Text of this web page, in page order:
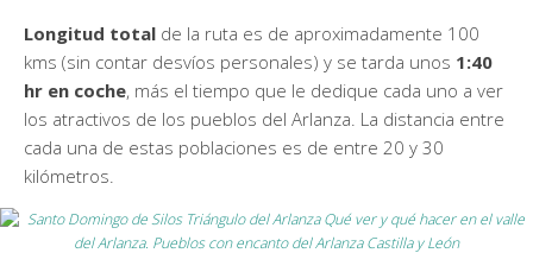
Longitud total de la ruta es de aproximadamente 100
kms (sin contar desvíos personales) y se tarda unos 1:40
hr en coche, más el tiempo que le dedique cada uno a ver
los atractivos de los pueblos del Arlanza. La distancia entre
cada una de estas poblaciones es de entre 20 y 30
kilómetros.